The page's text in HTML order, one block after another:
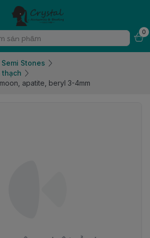
0
Semi Stones
thạch
apatite, beryl 3-4mm